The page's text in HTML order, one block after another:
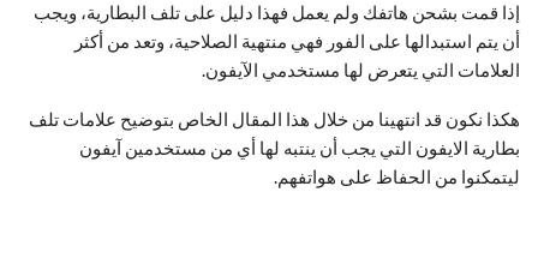
إذا قمت بشحن هاتفك ولم يعمل فهذا دليل على تلف البطارية، ويجب
أن يتم استبدالها على الفور فهي منتهية الصلاحية، وتعد من أكثر
العلامات التي يتعرض لها مستخدمي الآيفون.
هكذا نكون قد انتهينا من خلال هذا المقال الخاص بتوضيح علامات تلف
بطارية الايفون التي يجب أن ينتبه لها أي من مستخدمين آيفون
ليتمكنوا من الحفاظ على هواتفهم.